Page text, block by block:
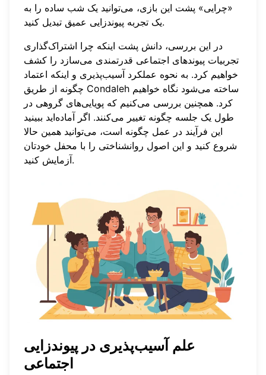
«چرایی» پشت این بازی، می‌توانید یک شب ساده را به
یک تجربه پیوندزایی عمیق تبدیل کنید.
در این بررسی، دانش پشت اینکه چرا اشتراک‌گذاری
تجربیات پیوندهای اجتماعی قدرتمندی می‌سازد را کشف
خواهیم کرد. به نحوه عملکرد آسیب‌پذیری و اینکه اعتماد
چگونه از طریق Condaleh ساخته می‌شود نگاه خواهیم
کرد. همچنین بررسی می‌کنیم که پویایی‌های گروهی در
طول یک جلسه چگونه تغییر می‌کنند. اگر آماده‌اید ببینید
این فرآیند در عمل چگونه است، می‌توانید همین حالا
شروع کنید و این اصول روانشناختی را با محفل خودتان
آزمایش کنید.
علم آسیب‌پذیری در پیوندزایی
اجتماعی